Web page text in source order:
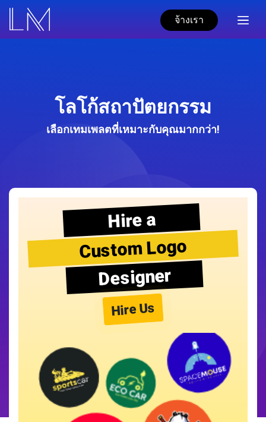
จ้างเรา
โลโก้สถาปัตยกรรม
เลือกเทมเพลตที่เหมาะกับคุณมากกว่า!
Hire a
Custom Logo
Designer
Hire Us